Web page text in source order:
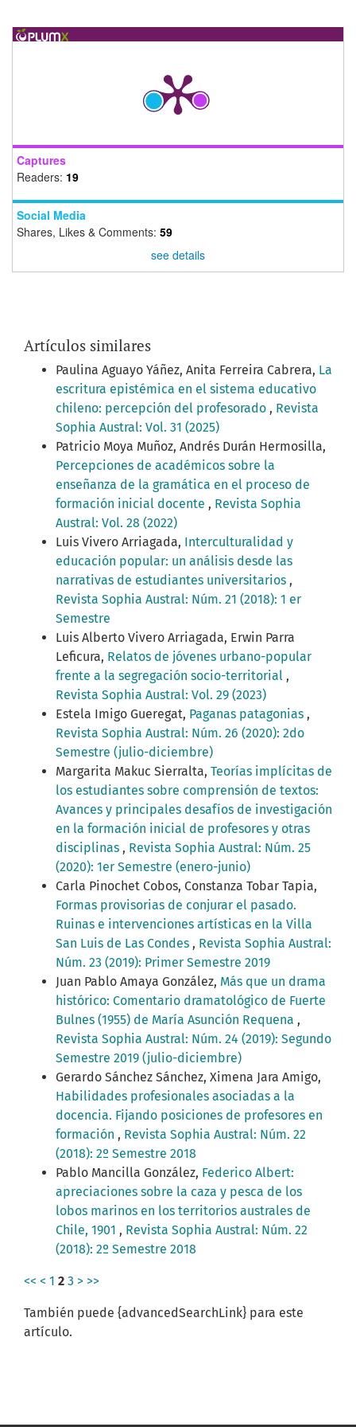
Captures
Readers: 19
Social Media
Shares, Likes & Comments: 59
see details
Artículos similares
Paulina Aguayo Yáñez, Anita Ferreira Cabrera, La
escritura epistémica en el sistema educativo
chileno: percepción del profesorado , Revista
Sophia Austral: Vol. 31 (2025)
Patricio Moya Muñoz, Andrés Durán Hermosilla,
Percepciones de académicos sobre la
enseñanza de la gramática en el proceso de
formación inicial docente , Revista Sophia
Austral: Vol. 28 (2022)
Luis Vivero Arriagada, Interculturalidad y
educación popular: un análisis desde las
narrativas de estudiantes universitarios ,
Revista Sophia Austral: Núm. 21 (2018): 1 er
Semestre
Luis Alberto Vivero Arriagada, Erwin Parra
Leficura, Relatos de jóvenes urbano-popular
frente a la segregación socio-territorial ,
Revista Sophia Austral: Vol. 29 (2023)
Estela Imigo Gueregat, Paganas patagonias ,
Revista Sophia Austral: Núm. 26 (2020): 2do
Semestre (julio-diciembre)
Margarita Makuc Sierralta, Teorías implícitas de
los estudiantes sobre comprensión de textos:
Avances y principales desafíos de investigación
en la formación inicial de profesores y otras
disciplinas , Revista Sophia Austral: Núm. 25
(2020): 1er Semestre (enero-junio)
Carla Pinochet Cobos, Constanza Tobar Tapia,
Formas provisorias de conjurar el pasado.
Ruinas e intervenciones artísticas en la Villa
San Luis de Las Condes , Revista Sophia Austral:
Núm. 23 (2019): Primer Semestre 2019
Juan Pablo Amaya González, Más que un drama
histórico: Comentario dramatológico de Fuerte
Bulnes (1955) de María Asunción Requena ,
Revista Sophia Austral: Núm. 24 (2019): Segundo
Semestre 2019 (julio-diciembre)
Gerardo Sánchez Sánchez, Ximena Jara Amigo,
Habilidades profesionales asociadas a la
docencia. Fijando posiciones de profesores en
formación , Revista Sophia Austral: Núm. 22
(2018): 2º Semestre 2018
Pablo Mancilla González, Federico Albert:
apreciaciones sobre la caza y pesca de los
lobos marinos en los territorios australes de
Chile, 1901 , Revista Sophia Austral: Núm. 22
(2018): 2º Semestre 2018
<< < 1 2 3 > >>
También puede {advancedSearchLink} para este
artículo.